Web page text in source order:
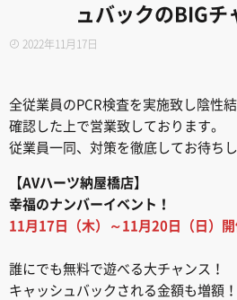
ュバックのBIGチ
2022年11月17日
全従業員のPCR検査を実施致し陰性
確認した上で営業致しております。
従業員一同、対策を徹底してお待ちし
【AVハーツ納屋橋店】
幸福のナンバーイベント！
11月17日（木）～11月20日（日）開
誰にでも無料で遊べる大チャンス！
キャッシュバックされる金額も増額